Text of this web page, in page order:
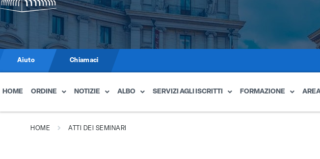
Aiuto Chiamaci
HOME ORDINE NOTIZIE ALBO SERVIZI AGLI ISCRITTI FORMAZIONE
HOME ATTI DEI SEMINARI